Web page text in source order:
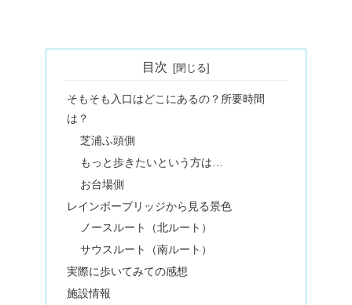
目次
そもそも入口はどこにあるの？所要時間
は？
芝浦ふ頭側
もっと歩きたいという方は…
お台場側
レインボーブリッジから見る景色
ノースルート（北ルート）
サウスルート（南ルート）
実際に歩いてみての感想
施設情報